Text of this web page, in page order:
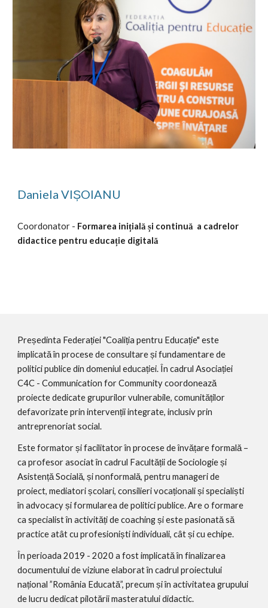
Daniela VIȘOIANU
Coordonator - Formarea inițială și continuă  a cadrelor
didactice pentru educație digitală
Președinta Federației "Coaliția pentru Educație" este
implicată în procese de consultare și fundamentare de
politici publice din domeniul educației. În cadrul Asociației
C4C - Communication for Community coordonează
proiecte dedicate grupurilor vulnerabile, comunităților
defavorizate prin intervenții integrate, inclusiv prin
antreprenoriat social.
Este formator și facilitator în procese de învățare formală –
ca profesor asociat în cadrul Facultății de Sociologie și
Asistență Socială, și nonformală, pentru manageri de
proiect, mediatori școlari, consilieri vocaționali și specialiști
în advocacy și formularea de politici publice. Are o formare
ca specialist în activități de coaching și este pasionată să
practice atât cu profesioniști individuali, cât și cu echipe.
În perioada 2019 - 2020 a fost implicată în finalizarea
documentului de viziune elaborat în cadrul proiectului
național ”România Educată”, precum și în activitatea grupului
de lucru dedicat pilotării masteratului didactic.